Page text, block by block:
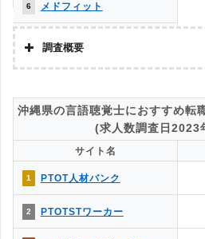
6 メドフィット
クリックジョブ介護
お仕事委員会 Produced by
8
メディカル・コンシェルジ
ュネット
8
ベネッセMCM PT・OT・ST
お仕事サポート
8 PTOT転職ナビ
8 かいごガーデン
調査概要
株式会社アドバンスフロー
調査対象とした転職エー
Googleで「リハビリ 転職エージェント」
ていた「『有料職業紹介事業許可』を取得
ち、「条件：作業療法士」「地域：沖縄県
沖縄県の言語聴覚士におすすめ転
(求人数調査日2023
サイト名
1 PTOT人材バンク
2 PTOTSTワーカー